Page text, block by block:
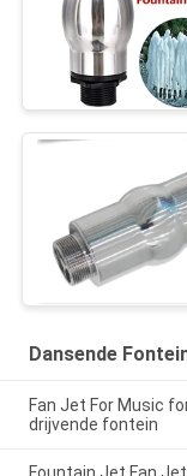
Dansende
Fan Jet For Music
drijvende fontein